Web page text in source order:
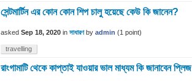
সেন্টমার্টিন এর কোন কোন শিপ চালু হয়েছে কেউ কি জানেন?
asked Sep 18, 2020 in সাধারণ by admin (1 point)
travelling
রাংগামাটি থেকে কাপ্তাই যাওয়ার ভাল মাধ্যম কি জানাবেন প্লিজ